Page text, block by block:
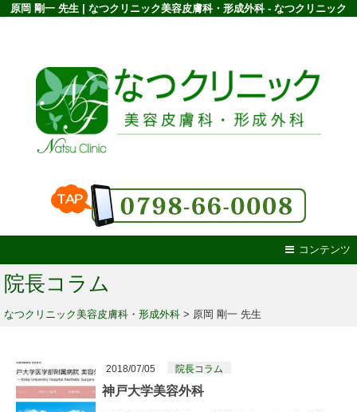
原岡 剛一 先生 | なつクリニック美容皮膚科・形成外科 - なつクリニック
コンテンツ
院長コラム
なつクリニック美容皮膚科・形成外科 > 原岡 剛一 先生
2018/07/05 院長コラム
神戸大学美容外科